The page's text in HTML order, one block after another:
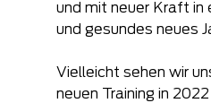
und mit neuer Kraft in
und gesundes neues
Vielleicht sehen wir
neuen Training in